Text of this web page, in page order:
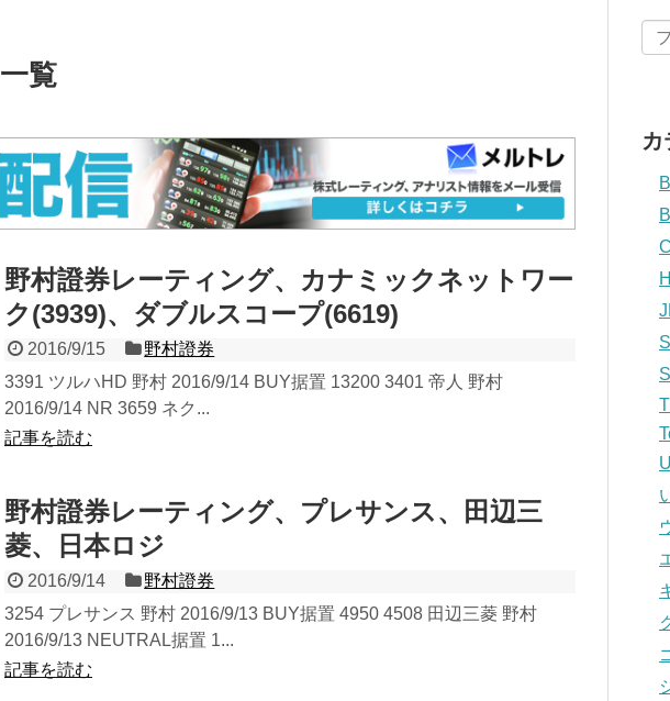
一覧
野村證券レーティング、カナミックネットワー
ク(3939)、ダブルスコープ(6619)
2016/9/15
野村證券
3391 ツルハHD 野村 2016/9/14 BUY据置 13200 3401 帝人 野村
2016/9/14 NR 3659 ネク...
記事を読む
野村證券レーティング、プレサンス、田辺三
菱、日本ロジ
2016/9/14
野村證券
3254 プレサンス 野村 2016/9/13 BUY据置 4950 4508 田辺三菱 野村
2016/9/13 NEUTRAL据置 1...
記事を読む
カ